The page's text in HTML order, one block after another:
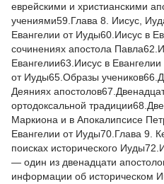
еврейскими и христианскими
учениями59.Глава 8. Иисус,
Евангелии от Иуды60.Иисус в
сочинениях апостола
Евангелии63.Иисус в
от Иуды65.Образы
Деяниях
ортодоксальной
Маркиона и в Апокалипсисе
Евангелии от Иуды70.Глава 9.
поисках исторического
— один из двенадцати
информации об историческом